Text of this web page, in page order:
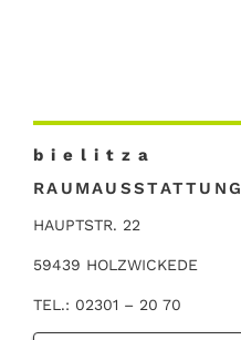
b i e l i t z a
RAUMAUSSTATTUNG
HAUPTSTR. 22
59439 HOLZWICKEDE
TEL.: 02301 – 20 70